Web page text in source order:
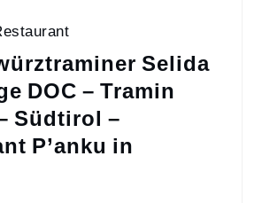
Selida
DOC – Tramin
Südtirol –
P’anku in